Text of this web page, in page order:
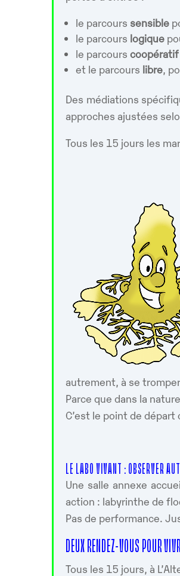
le parcours sensible
le parcours logique
le parcourscoopératif
et le parcours libre,
Des médiations
approches ajustées
Tous les 15 jours les
autrement, à se
Parce que dans la
C’est le point de départ
LE LABO VIVANT : OBSERVER
Une salle annexe
action : labyrinthe de
Pas de performance.
DEUX RENDEZ-VOUS POUR
Tous les 15 jours, à